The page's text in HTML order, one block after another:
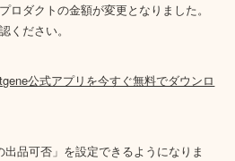
ロダクトの金額が変更となりました。
ください。
公式アプリを今すぐ無料でダウンロ
品可否」を設定できるようになりま